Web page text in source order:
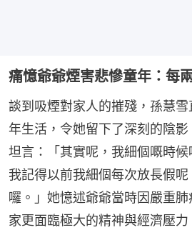
痛憶爺爺煙害悲慘童年：每
談到吸煙對家人的摧殘，孫慧
年生活，令她留下了深刻的陰
坦言：「其實呢，我細個嘅時候
我記得以前我細個每次放長假
囉。」她憶述爺爺當時因嚴重
家更面臨極大的精神與經濟壓